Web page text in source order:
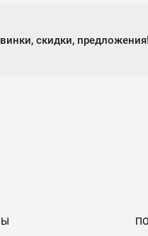
скидки, предложения!